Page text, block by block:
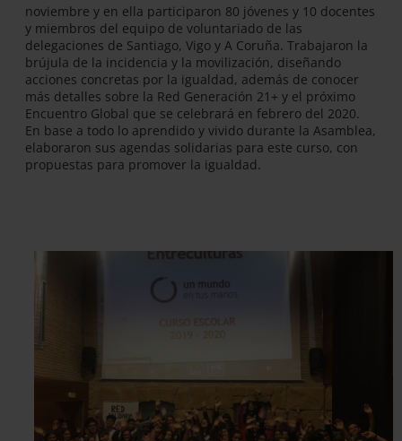
noviembre y en ella participaron 80 jóvenes y 10 docentes
y miembros del equipo de voluntariado de las
delegaciones de Santiago, Vigo y A Coruña. Trabajaron la
brújula de la incidencia y la movilización, diseñando
acciones concretas por la igualdad, además de conocer
más detalles sobre la Red Generación 21+ y el próximo
Encuentro Global que se celebrará en febrero del 2020.
En base a todo lo aprendido y vivido durante la Asamblea,
elaboraron sus agendas solidarias para este curso, con
propuestas para promover la igualdad.